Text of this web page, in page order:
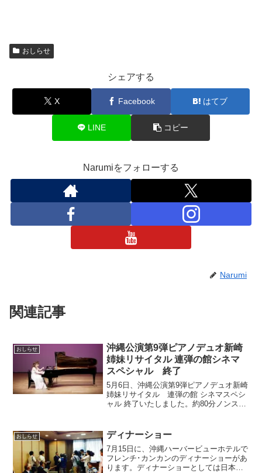
おしらせ
シェアする
X Facebook はてブ
LINE コピー
Narumiをフォローする
Narumi
関連記事
おしらせ
沖縄公演第9弾ピアノデュオ新崎
姉妹リサイタル 連弾の館シネマ
スペシャル 終了
5月6日、沖縄公演第9弾ピアノデュオ新崎
姉妹リサイタル 連弾の館 シネマスペシ
ャル 終了いたしました。約80分ノンスト
ストをいただいていた作品を参考にプロ
グラムしまし...
おしらせ ディナーショー
7月15日に、沖縄ハーバービューホテルで
フレンチ･カンカンのディナーショーがあ
ります。ディナーショーとしては日本初